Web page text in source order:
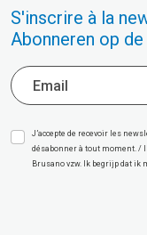
S'inscrire à la
Abonneren op
J’accepte de recevoir les
désabonner à tout moment. /
Brusano vzw. Ik begrijp dat